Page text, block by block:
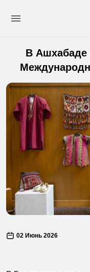
В Ашхабаде
02 Июнь 2026